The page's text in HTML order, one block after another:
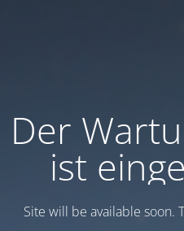
Der
ist
Site will be available soon.